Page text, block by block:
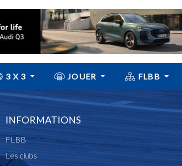
3 X 3 JOUER FLBB
INFORMATIONS
FLBB
Les clubs